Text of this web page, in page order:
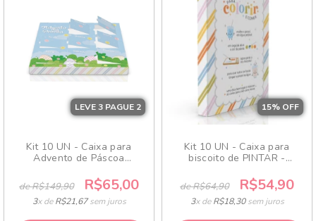
LEVE 3 PAGUE 2
Kit 10 UN - Caixa para
Advento de Páscoa
de R$149,90 R$65,00
3x deR$21,67sem juros
15% OFF
Kit 10 UN - Caixa para
biscoito de PINTAR -
de R$64,90 R$54,90
3x deR$18,30sem juros